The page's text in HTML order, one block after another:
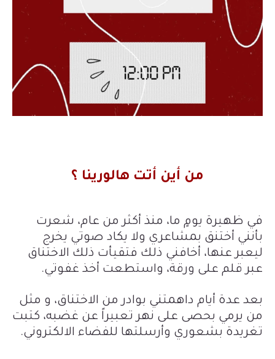
من أين أتت هالورينا ؟
في ظهيرة يومٍ ما، منذ أكثر من عام، شعرت
بأنني أختنق بمشاعري ولا يكاد صوتي يخرج
ليعبر عنها، أخافني ذلك فتقيأت ذلك الاختناق
عبر قلم على ورقة، واستطعت أخذ غفوتي.
بعد عدة أيام داهمتني بوادر من الاختناق، و مثل
من يرمي بحصى على نهر تعبيراً عن غضبه، كتبت
تغريدة بشعوري وأرسلتها للفضاء الالكتروني.